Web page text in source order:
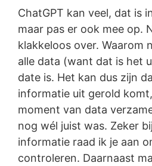
ChatGPT kan veel, dat is
maar pas er ook mee op.
klakkeloos over. Waarom
alle data (want dat is het
date is. Het kan dus zijn
informatie uit gerold
moment van data
nog wél juist was. Zeker
informatie raad ik je aan
controleren. Daarnaast